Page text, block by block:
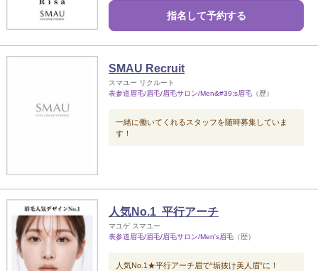
指名して予約する
SMAU Recruit
スマユー リクルート
表参道眉毛/眉毛/眉毛サロン/Men&#39;s眉毛 （歴）
一緒に働いてくれるスタッフを随時募集していま
す！
人気No.1 平行アーチ
マユゲ スマユー
表参道眉毛/眉毛/眉毛サロン/Men's眉毛 （歴）
人気No.1★平行アーチ眉で“垢抜け美人眉”に！